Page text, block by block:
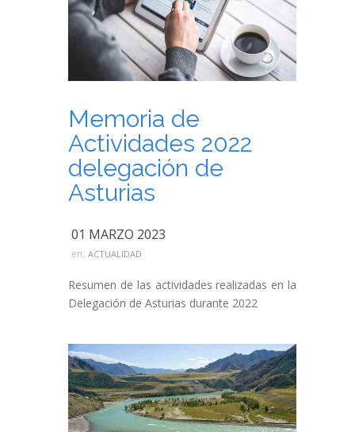
Memoria de
Actividades 2022
delegación de
Asturias
01 MARZO 2023
en: ACTUALIDAD
Resumen de las actividades realizadas en la
Delegación de Asturias durante 2022